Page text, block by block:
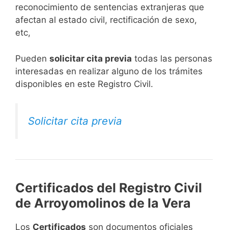
reconocimiento de sentencias extranjeras que
afectan al estado civil, rectificación de sexo,
etc,
​Pueden solicitar cita previa todas las personas
interesadas en realizar alguno de los trámites
disponibles en este Registro Civil.​
Solicitar cita previa
Certificados del Registro Civil
de Arroyomolinos de la Vera
Los Certificados son documentos oficiales